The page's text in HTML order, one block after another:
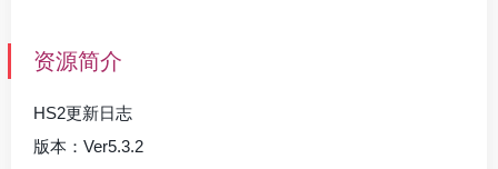
资源简介
HS2更新日志
版本：Ver5.3.2